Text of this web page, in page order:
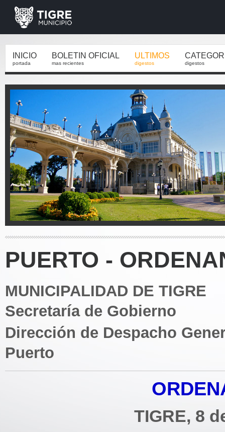
INICIO
portada
BOLETIN OFICIAL
mas recientes
ULTIMOS
digestos digestos
PUERTO -
MUNICIPALIDAD DE TIGRE
Secretaría de Gobierno
Dirección de Despacho
Puerto
TIGRE, 8